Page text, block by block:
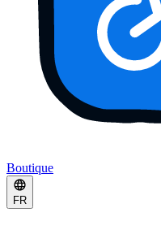
Boutique
FR